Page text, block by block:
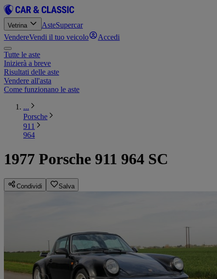
Vetrina AsteSupercar
VendereVendi il tuo veicolo Accedi
Tutte le aste
Inizierà a breve
Risultati delle aste
Vendere all'asta
Come funzionano le aste
...
Porsche
911
964
1977 Porsche 911 964 SC
Condividi Salva